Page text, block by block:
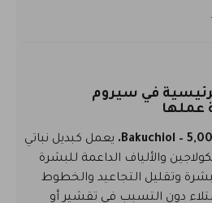
في سيروم
عملها
يعمل كبديل نباتي
والألياف الداعمة للبشرة
وتقليل التجاعيد والخطوط
دون التسبب في تقشير أو